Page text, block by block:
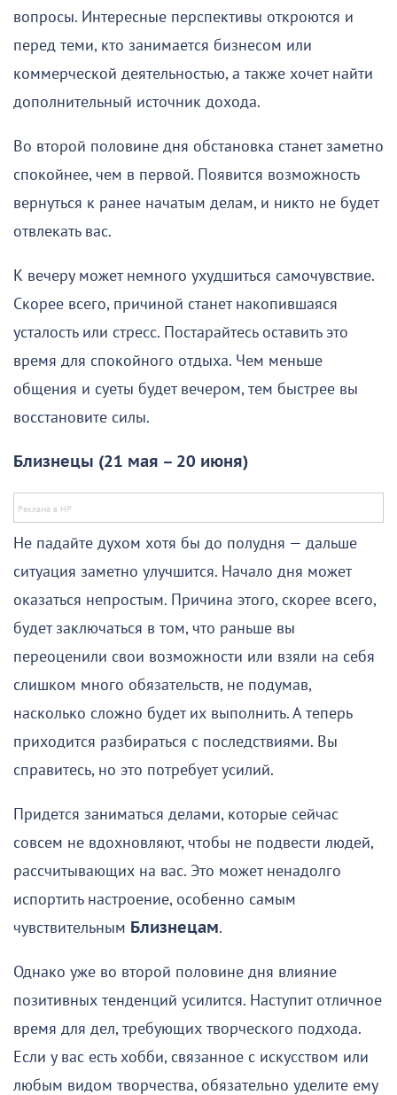
вопросы. Интересные перспективы откроются и
перед теми, кто занимается бизнесом или
коммерческой деятельностью, а также хочет найти
дополнительный источник дохода.
Во второй половине дня обстановка станет заметно
спокойнее, чем в первой. Появится возможность
вернуться к ранее начатым делам, и никто не будет
отвлекать вас.
К вечеру может немного ухудшиться самочувствие.
Скорее всего, причиной станет накопившаяся
усталость или стресс. Постарайтесь оставить это
время для спокойного отдыха. Чем меньше
общения и суеты будет вечером, тем быстрее вы
восстановите силы.
Близнецы (21 мая – 20 июня)
Не падайте духом хотя бы до полудня — дальше
ситуация заметно улучшится. Начало дня может
оказаться непростым. Причина этого, скорее всего,
будет заключаться в том, что раньше вы
переоценили свои возможности или взяли на себя
слишком много обязательств, не подумав,
насколько сложно будет их выполнить. А теперь
приходится разбираться с последствиями. Вы
справитесь, но это потребует усилий.
Придется заниматься делами, которые сейчас
совсем не вдохновляют, чтобы не подвести людей,
рассчитывающих на вас. Это может ненадолго
испортить настроение, особенно самым
чувствительным Близнецам.
Однако уже во второй половине дня влияние
позитивных тенденций усилится. Наступит отличное
время для дел, требующих творческого подхода.
Если у вас есть хобби, связанное с искусством или
любым видом творчества, обязательно уделите ему